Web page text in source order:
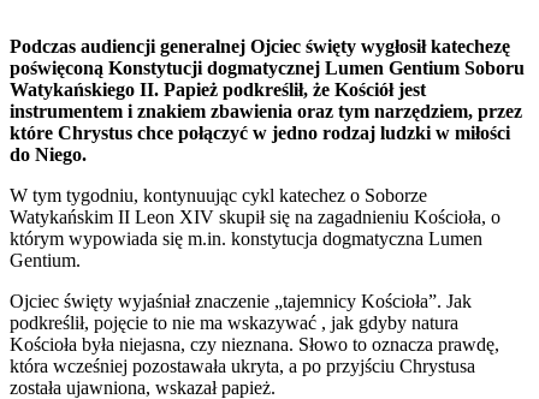
Podczas audiencji generalnej Ojciec święty wygłosił katechezę
poświęconą Konstytucji dogmatycznej Lumen Gentium Soboru
Watykańskiego II. Papież podkreślił, że Kościół jest
instrumentem i znakiem zbawienia oraz tym narzędziem, przez
które Chrystus chce połączyć w jedno rodzaj ludzki w miłości
do Niego.
W tym tygodniu, kontynuując cykl katechez o Soborze
Watykańskim II Leon XIV skupił się na zagadnieniu Kościoła, o
którym wypowiada się m.in. konstytucja dogmatyczna Lumen
Gentium.
Ojciec święty wyjaśniał znaczenie „tajemnicy Kościoła”. Jak
podkreślił, pojęcie to nie ma wskazywać , jak gdyby natura
Kościoła była niejasna, czy nieznana. Słowo to oznacza prawdę,
która wcześniej pozostawała ukryta, a po przyjściu Chrystusa
została ujawniona, wskazał papież.